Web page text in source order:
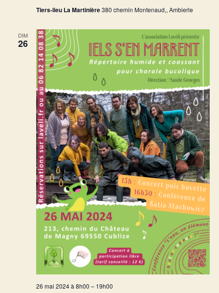
Tiers-lieu La Martinière380 chemin Montenaud,, Ambierle
DIM
26
26 mai 2024 à 8h00 – 19h00